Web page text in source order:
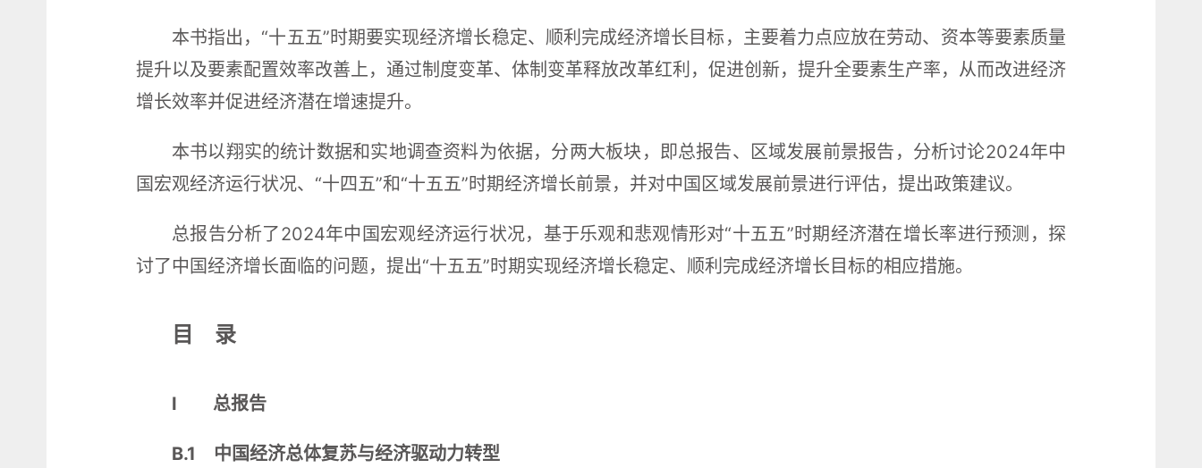
本书指出，“十五五”时期要实现经济增长稳定、顺利完成经济增长目标，主要着力点应放在劳动、资本等要素质量
提升以及要素配置效率改善上，通过制度变革、体制变革释放改革红利，促进创新，提升全要素生产率，从而改进经济
增长效率并促进经济潜在增速提升。
本书以翔实的统计数据和实地调查资料为依据，分两大板块，即总报告、区域发展前景报告，分析讨论2024年中
国宏观经济运行状况、“十四五”和“十五五”时期经济增长前景，并对中国区域发展前景进行评估，提出政策建议。
总报告分析了2024年中国宏观经济运行状况，基于乐观和悲观情形对“十五五”时期经济潜在增长率进行预测，探
讨了中国经济增长面临的问题，提出“十五五”时期实现经济增长稳定、顺利完成经济增长目标的相应措施。
目 录
Ⅰ 总报告
B.1 中国经济总体复苏与经济驱动力转型